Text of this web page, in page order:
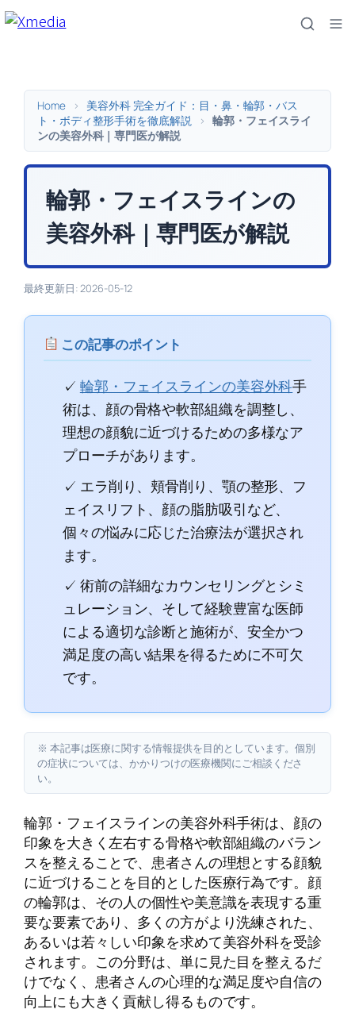
内
Home >
美容外科 完全ガイド：目・鼻・輪郭・バス
ト・ボディ整形手術を徹底解説
>
輪郭・フェイスライ
ンの美容外科｜専門医が解説
輪郭・フェイスラインの
美容外科｜専門医が解説
最終更新日: 2026-05-12
この記事のポイント
✓ 輪郭・フェイスラインの美容外科手
術は、顔の骨格や軟部組織を調整し、
理想の顔貌に近づけるための多様なア
プローチがあります。
✓ エラ削り、頬骨削り、顎の整形、フ
ェイスリフト、顔の脂肪吸引など、
個々の悩みに応じた治療法が選択され
ます。
✓ 術前の詳細なカウンセリングとシミ
ュレーション、そして経験豊富な医師
による適切な診断と施術が、安全かつ
満足度の高い結果を得るために不可欠
です。
※ 本記事は医療に関する情報提供を目的としています。個別
の症状については、かかりつけの医療機関にご相談くださ
い。
輪郭・フェイスラインの美容外科手術は、顔の
印象を大きく左右する骨格や軟部組織のバラン
スを整えることで、患者さんの理想とする顔貌
に近づけることを目的とした医療行為です。顔
の輪郭は、その人の個性や美意識を表現する重
要な要素であり、多くの方がより洗練された、
あるいは若々しい印象を求めて美容外科を受診
されます。この分野は、単に見た目を整えるだ
けでなく、患者さんの心理的な満足度や自信の
向上にも大きく貢献し得るものです。